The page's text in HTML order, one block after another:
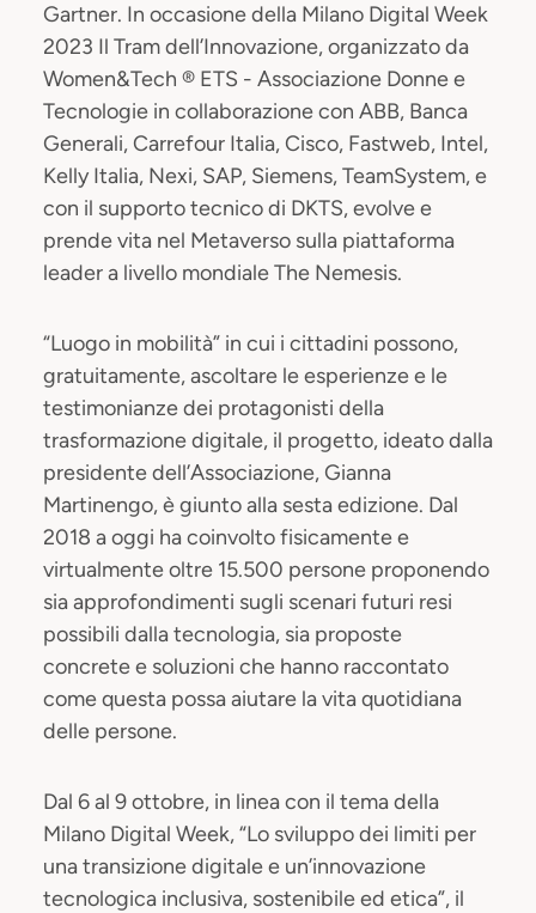
Gartner. In occasione della Milano Digital Week
2023 Il Tram dell’Innovazione, organizzato da
Women&Tech ® ETS - Associazione Donne e
Tecnologie in collaborazione con ABB, Banca
Generali, Carrefour Italia, Cisco, Fastweb, Intel,
Kelly Italia, Nexi, SAP, Siemens, TeamSystem, e
con il supporto tecnico di DKTS, evolve e
prende vita nel Metaverso sulla piattaforma
leader a livello mondiale The Nemesis.
“Luogo in mobilità” in cui i cittadini possono,
gratuitamente, ascoltare le esperienze e le
testimonianze dei protagonisti della
trasformazione digitale, il progetto, ideato dalla
presidente dell’Associazione, Gianna
Martinengo, è giunto alla sesta edizione. Dal
2018 a oggi ha coinvolto fisicamente e
virtualmente oltre 15.500 persone proponendo
sia approfondimenti sugli scenari futuri resi
possibili dalla tecnologia, sia proposte
concrete e soluzioni che hanno raccontato
come questa possa aiutare la vita quotidiana
delle persone.
Dal 6 al 9 ottobre, in linea con il tema della
Milano Digital Week, “Lo sviluppo dei limiti per
una transizione digitale e un’innovazione
tecnologica inclusiva, sostenibile ed etica”, il